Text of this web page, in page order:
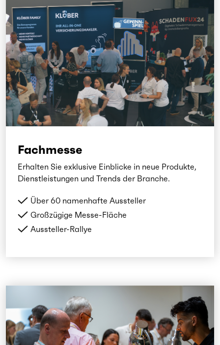
Fachmesse
Erhalten Sie exklusive Einblicke in neue Produkte,
Dienstleistungen und Trends der Branche.
Über 60 namenhafte Aussteller
Großzügige Messe-Fläche
Aussteller-Rallye